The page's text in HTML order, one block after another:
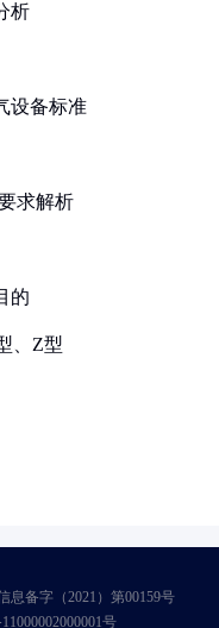
析
设备标准
求解析
的
、Z型
备字（2021）第00159号
号